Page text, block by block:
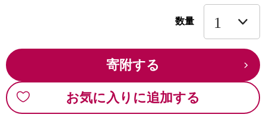
数量
寄附する
お気に入りに追加する